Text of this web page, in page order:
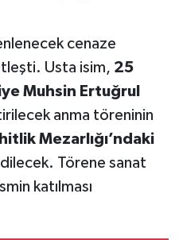
cenaze
Usta isim, 25
Muhsin Ertuğrul
anma töreninin
Mezarlığı’ndaki
Törene sanat
katılması